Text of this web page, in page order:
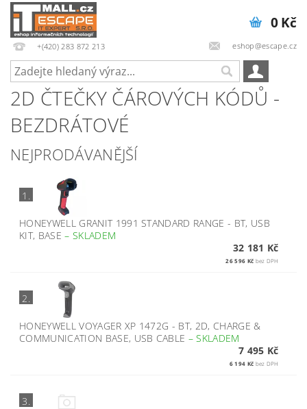
+(420) 283 872 213 eshop@escape.cz
0 Kč
2D ČTEČKY ČÁROVÝCH KÓDŮ -
BEZDRÁTOVÉ
NEJPRODÁVANĚJŠÍ
1.
HONEYWELL GRANIT 1991 STANDARD RANGE - BT, USB
KIT, BASE– SKLADEM
32 181 Kč
26 596 Kč bez DPH
2.
HONEYWELL VOYAGER XP 1472G - BT, 2D, CHARGE &
COMMUNICATION BASE, USB CABLE –SKLADEM
7 495 Kč
6 194 Kč bez DPH
3.